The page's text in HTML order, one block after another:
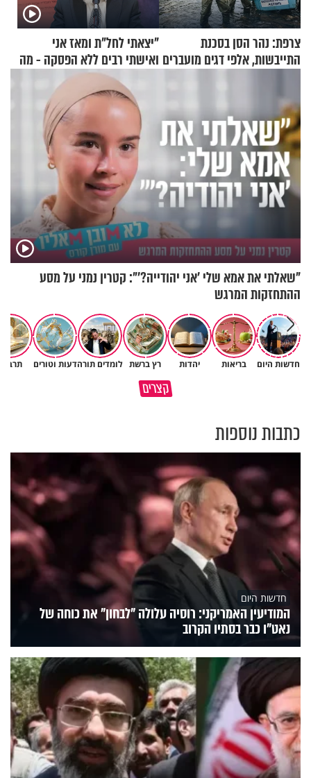
צרפת: נהר הסן בסכנת
התייבשות, אלפי דגים מועברים
"יצאתי לחל"ת ומאז אני
ואישתי רבים ללא הפסקה - מה
עושים"? הרב זמיר כהן
בתשובה מפתיעה
"שאלתי את אמא שלי 'אני יהודייה?'": קטרין נמני על מסע
ההתחזקות המרגש
חדשות היום בריאות יהדות רץ ברשת לומדים תורהדעות וטורים
קצרים
ככה שורדים את הסערות הגדולות
כתבות נוספות
חדשות היום
המודיעין האמריקני: רוסיה עלולה "לבחון" את כוחה של
נאט"ו כבר בסתיו הקרוב